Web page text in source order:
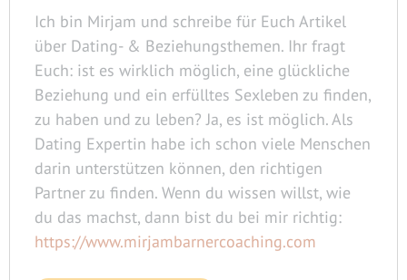
Ich bin Mirjam und schreibe für Euch Artikel
über Dating- & Beziehungsthemen. Ihr fragt
Euch: ist es wirklich möglich, eine glückliche
Beziehung und ein erfülltes Sexleben zu finden,
zu haben und zu leben? Ja, es ist möglich. Als
Dating Expertin habe ich schon viele Menschen
darin unterstützen können, den richtigen
Partner zu finden. Wenn du wissen willst, wie
du das machst, dann bist du bei mir richtig:
https://www.mirjambarnercoaching.com